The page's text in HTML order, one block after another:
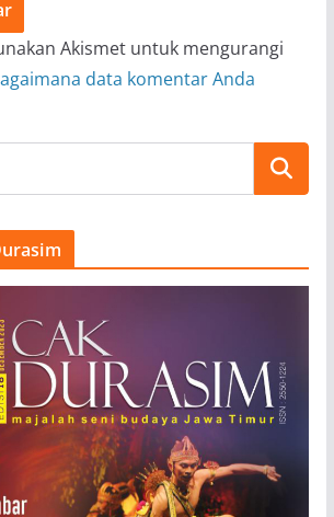
Akismet untuk mengurangi
data komentar Anda